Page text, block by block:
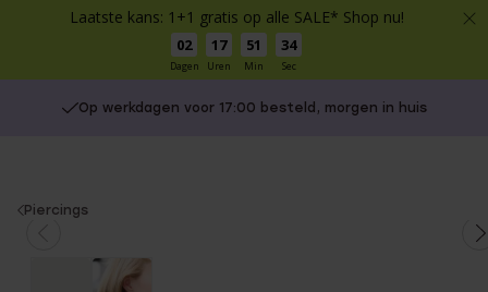
Laatste kans: 1+1 gratis op alle SALE* Shop nu!
02
Dagen
17
Uren
51
Min
34
Sec
Op werkdagen voor 17:00 besteld, morgen in huis
You
Piercings